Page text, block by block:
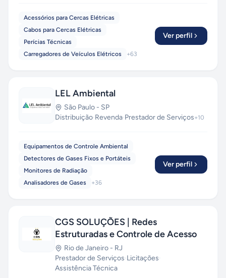
Acessórios para Cercas Elétricas
Cabos para Cercas Elétricas
Perícias Técnicas
Carregadores de Veículos Elétricos
+63
Ver perfil
LEL Ambiental
São Paulo - SP
Distribuição·Revenda·Prestador de Serviços+10
Equipamentos de Controle Ambiental
Detectores de Gases Fixos e Portáteis
Monitores de Radiação
Analisadores de Gases
+36
Ver perfil
CGS SOLUÇÕES | Redes
Estruturadas e Controle de Acesso
Rio de Janeiro - RJ
Prestador de Serviços·Licitações·
Assistência Técnica